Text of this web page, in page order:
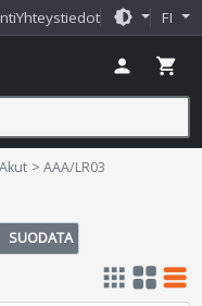
Yhteystiedot brightness_medium FI
person shopping_cart
Akut AAA/LR03
SUODATA
apps grid_view table_rows